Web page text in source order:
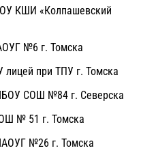
КШИ «Колпашевский
№6 г. Томска
при ТПУ г. Томска
СОШ №84 г. Северска
№ 51 г. Томска
№26 г. Томска